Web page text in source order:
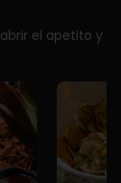
el apetito y